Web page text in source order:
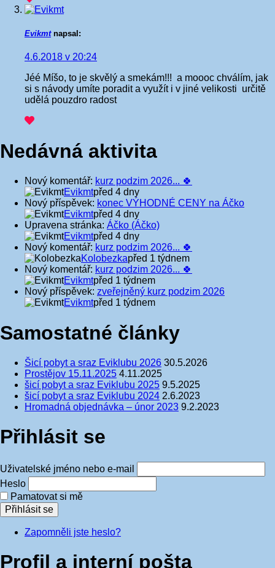
Evikmt napsal:
4.6.2018 v 20:24
Jéé Míšo, to je skvělý a smekám!!! a moooc chválím, jak
si s návody umíte poradit a využít i v jiné velikosti určitě
udělá pouzdro radost
Nedávná aktivita
Nový komentář: kurz podzim 2026... 🍀
Evikmtpřed 4 dny
Nový příspěvek: konec VÝHODNÉ CENY na Áčko
Evikmtpřed 4 dny
Upravena stránka: Áčko (Áčko)
Evikmtpřed 4 dny
Nový komentář: kurz podzim 2026... 🍀
Kolobezkapřed 1 týdnem
Nový komentář: kurz podzim 2026... 🍀
Evikmtpřed 1 týdnem
Nový příspěvek: zveřejněný kurz podzim 2026
Evikmtpřed 1 týdnem
Samostatné články
Šicí pobyt a sraz Eviklubu 2026 30.5.2026
Prostějov 15.11.2025 4.11.2025
šicí pobyt a sraz Eviklubu 2025 9.5.2025
šicí pobyt a sraz Eviklubu 2024 2.6.2023
Hromadná objednávka – únor 2023 9.2.2023
Přihlásit se
Uživatelské jméno nebo e-mail
Heslo
Pamatovat si mě
Přihlásit se
Zapomněli jste heslo?
Profil a interní pošta